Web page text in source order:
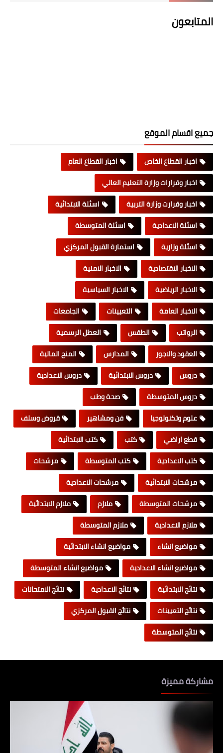
المتابعون
جميع اقسام الموقع
اخبار القطاع الخاص
اخبار القطاع العام
اخبار وقرارات وزارة التعليم العالي
اخبار وقرارت وزارة التربية
اسئلة الابتدائية
اسئلة الاعدادية
اسئلة المتوسطة
اسئلة وزارية
استمارة القبول المركزي
الاخبار الاقتصادية
الاخبار الامنية
الاخبار الرياضية
الاخبار السياسية
الاخبار العامة
التعيينات
الجامعات
الرواتب
الطقس
العطل الرسمية
العقود والاجور
المدارس
المنح المالية
دروس
دروس الابتدائية
دروس الاعدادية
دروس المتوسطة
صحة وطب
علوم وتكنولوجيا
فن ومشاهير
قروض وسلف
قطع اراضي
كتب
كتب الابتدائية
كتب الاعدادية
كتب المتوسطة
مرشحات
مرشحات الابتدائية
مرشحات الاعدادية
مرشحات المتوسطة
ملازم
ملازم الابتدائية
ملازم الاعدادية
ملازم المتوسطة
مواضيع انشاء
مواضيع انشاء الابتدائية
مواضيع انشاء الاعدادية
مواضيع انشاء المتوسطة
نتائج الابتدائية
نتائج الاعدادية
نتائج الامتحانات
نتائج التعيينات
نتائج القبول المركزي
نتائج المتوسطة
مشاركة مميزة